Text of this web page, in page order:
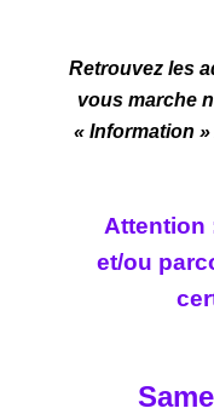
Retrouvez les
vous marche
« Information
Attention
et/ou